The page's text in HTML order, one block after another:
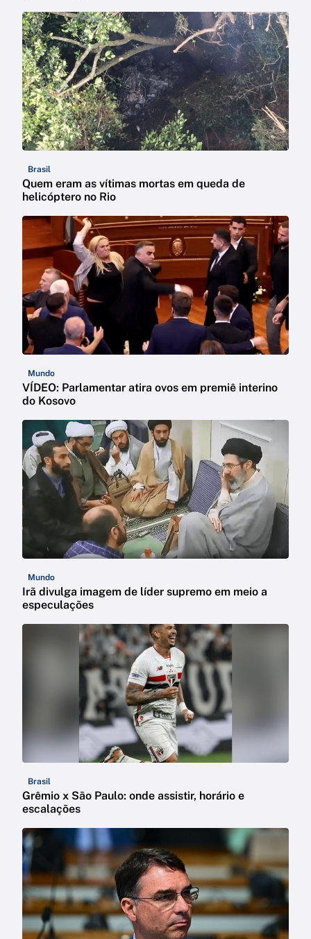
Brasil
Quem eram as vítimas mortas em queda de
helicóptero no Rio
Mundo
VÍDEO: Parlamentar atira ovos em premiê interino
do Kosovo
Mundo
Irã divulga imagem de líder supremo em meio a
especulações
Brasil
Grêmio x São Paulo: onde assistir, horário e
escalações